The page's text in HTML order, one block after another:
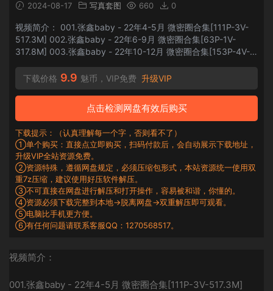
2024-08-17 写真套图 660 0
视频简介： 001.张鑫baby - 22年4-5月 微密圈合集[111P-3V-
517.3M] 002.张鑫baby - 22年6-9月 微密圈合集[63P-1V-
317.8M] 003.张鑫baby - 22年10-12月 微密圈合集[153P-4V-
绳 [14P+1V-139M]...
下载价格 9.9 魅币，VIP免费 升级VIP
点击检测网盘有效后购买
下载提示：（认真理解每一个字，否则看不了）
①单个购买：直接点立即购买，扫码付款后，会自动展示下载地址，
升级VIP全站资源免费。
②资源特殊，遵循网盘规定，必须压缩包形式，本站资源统一使用双
重7z压缩，建议使用好压软件解压。
③不可直接在网盘进行解压和打开操作，容易被和谐，你懂的。
④资源必须下载完整到本地→脱离网盘→双重解压即可观看。
⑤电脑比手机更方便。
⑥有任何问题请联系客服QQ：1270568517。
视频简介：
001.张鑫baby - 22年4-5月 微密圈合集[111P-3V-517.3M]